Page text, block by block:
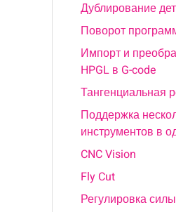
Дублирование
Поворот
Импорт и
HPGL в G-code
Тангенциальная
Поддержка
инструментов в
CNC Vision
Fly Cut
Регулировка